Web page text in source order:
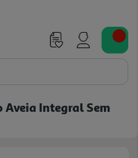
Aveia Integral Sem